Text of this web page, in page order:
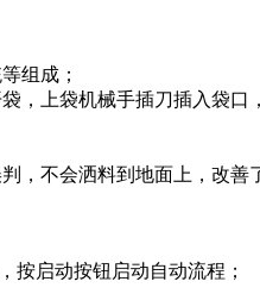
组成；
，上袋机械手插刀插入袋口
不会洒料到地面上，改善
按启动按钮启动自动流程；